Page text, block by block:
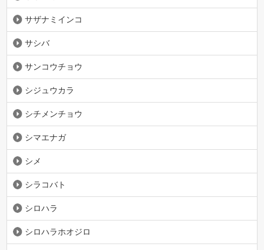
サザナミインコ
サシバ
サンコウチョウ
シジュウカラ
シチメンチョウ
シマエナガ
シメ
シラコバト
シロハラ
シロハラホオジロ